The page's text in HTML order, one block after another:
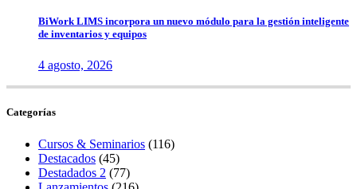
BiWork LIMS incorpora un nuevo módulo para la gestión inteligente
de inventarios y equipos
4 agosto, 2026
Categorías
Cursos & Seminarios (116)
Destacados (45)
Destadados 2 (77)